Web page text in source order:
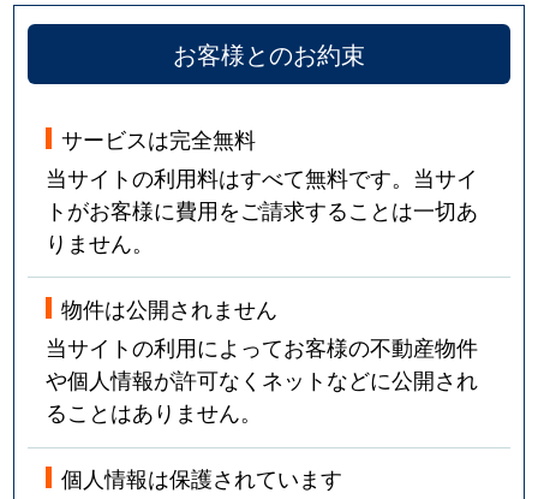
お客様とのお約束
サービスは完全無料
当サイトの利用料はすべて無料です。当サイ
トがお客様に費用をご請求することは一切あ
りません。
物件は公開されません
当サイトの利用によってお客様の不動産物件
や個人情報が許可なくネットなどに公開され
ることはありません。
個人情報は保護されています